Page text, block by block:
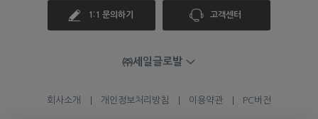
1:1 문의하기 고객센터
㈜세일글로발
회사소개 개인정보처리방침 이용약관 PC버전